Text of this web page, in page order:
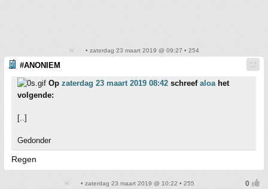
• zaterdag 23 maart 2019 @ 09:27 • 254
#ANONIEM
Op zaterdag 23 maart 2019 08:42 schreef aloahet
volgende:
[..]
Gedonder
Regen
• zaterdag 23 maart 2019 @ 10:22 • 255